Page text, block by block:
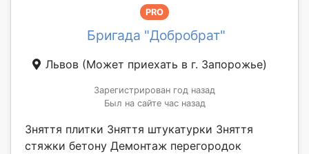
PRO
Бригада "Добробрат"
Львов (Может приехать в г. Запорожье)
Зарегистрирован год назад
Был на сайте час назад
Зняття плитки Зняття штукатурки Зняття
стяжки бетону Демонтаж перегородок